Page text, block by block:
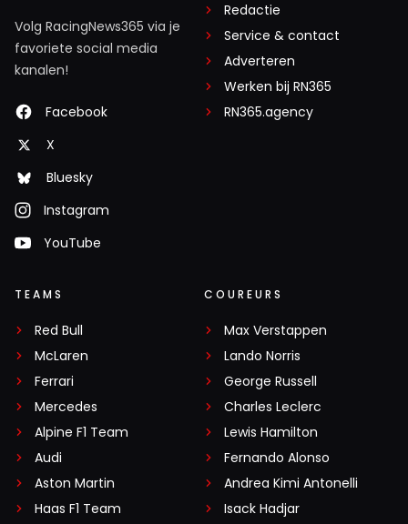
Volg RacingNews365 via je
favoriete social media
kanalen!
Facebook
X
Bluesky
Instagram
YouTube
Redactie
Service & contact
Adverteren
Werken bij RN365
RN365.agency
TEAMS
Red Bull
McLaren
Ferrari
Mercedes
Alpine F1 Team
Audi
Aston Martin
Haas F1 Team
COUREURS
Max Verstappen
Lando Norris
George Russell
Charles Leclerc
Lewis Hamilton
Fernando Alonso
Andrea Kimi Antonelli
Isack Hadjar